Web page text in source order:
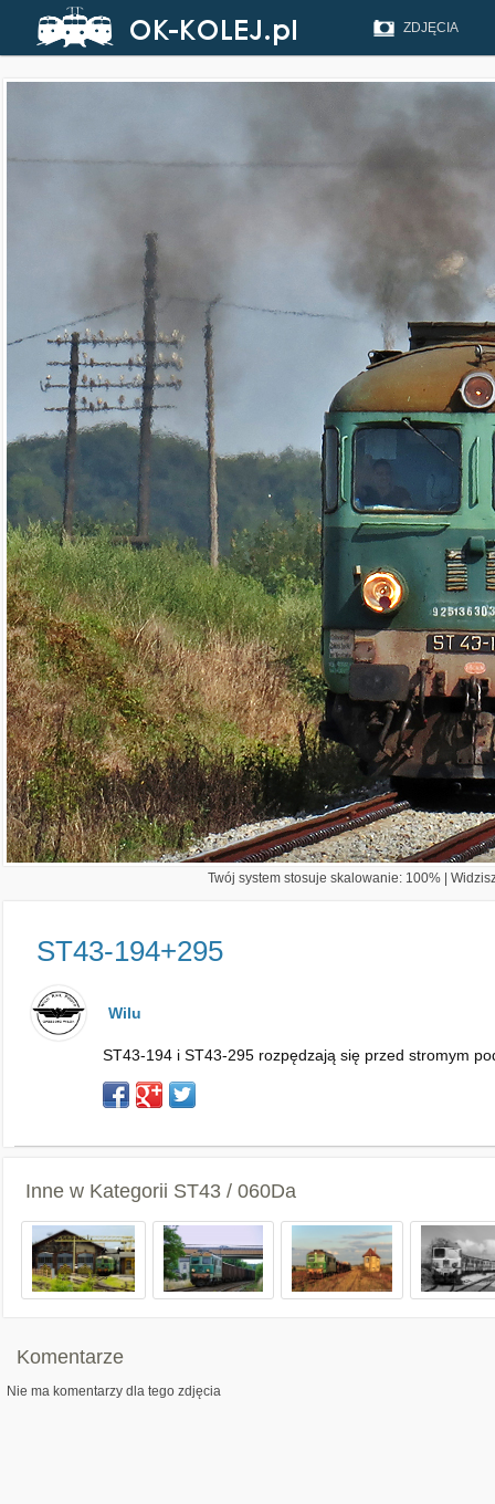
ZDJĘCIA
Twój system stosuje skalowanie: 100% |
ST43-194+295
Wilu
ST43-194 i ST43-295 rozpędzają się przed stromym
Inne w Kategorii ST43 / 060Da
Komentarze
Nie ma komentarzy dla tego zdjęcia